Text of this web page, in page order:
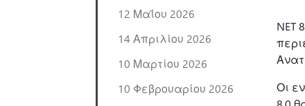
12 Μαΐου 2026
14 Απριλίου 2026
10 Μαρτίου 2026
10 Φεβρουαρίου 2026
NET
Οι